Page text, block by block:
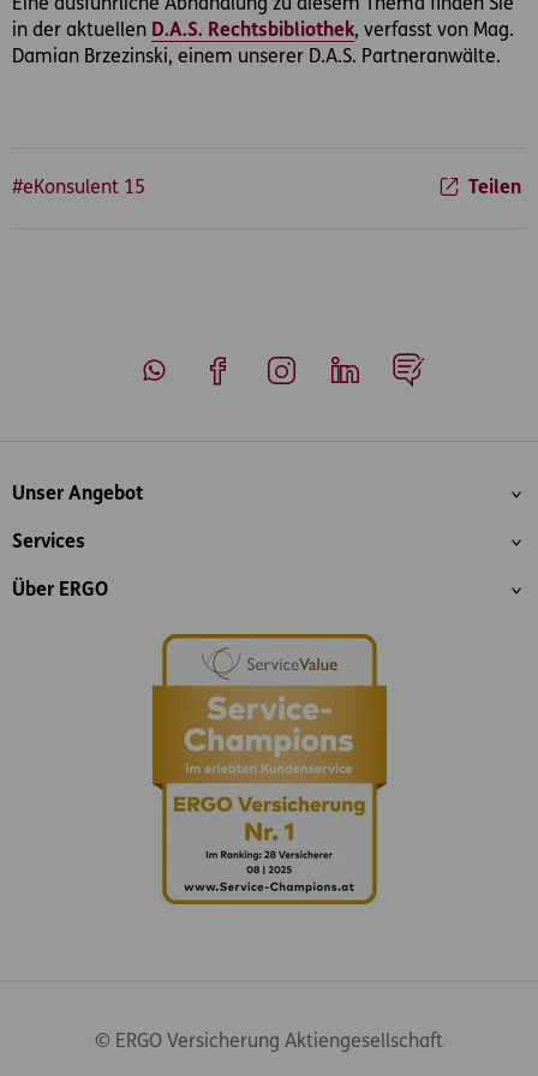
Eine ausführliche Abhandlung zu diesem Thema finden Sie
in der aktuellen D.A.S. Rechtsbibliothek, verfasst von Mag.
Damian Brzezinski, einem unserer D.A.S. Partneranwälte.
#eKonsulent 15 Teilen
Inhaltsübersicht
Unser Angebot
Services
Über ERGO
© ERGO Versicherung Aktiengesellschaft